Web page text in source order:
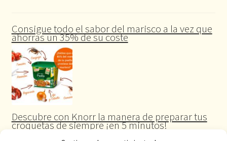
Consigue todo el sabor del marisco a la vez que
ahorras un 35% de su coste
Descubre con Knorr la manera de preparar tus
croquetas de siempre ¡en 5 minutos!